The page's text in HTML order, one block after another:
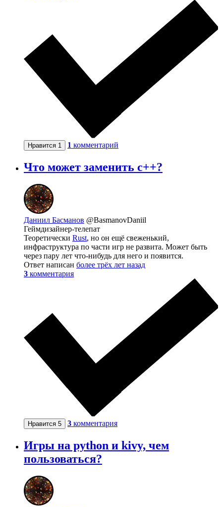
Нравится 1 1 комментарий
Что может заменить c++?
Даниил Басманов @BasmanovDaniil
Геймдизайнер-телепат
Теоретически Rust, но он ещё свеженький,
инфраструктура по части игр не развита. Может быть
через пару лет что-нибудь для него и появится.
Ответ написан более трёх лет назад
3 комментария
Нравится 5 3 комментария
Игры на python и kivy, чем
пользоваться?